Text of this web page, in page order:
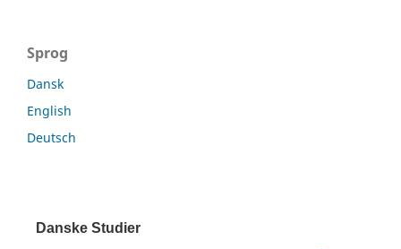
Sprog
Dansk
English
Deutsch
Danske Studier